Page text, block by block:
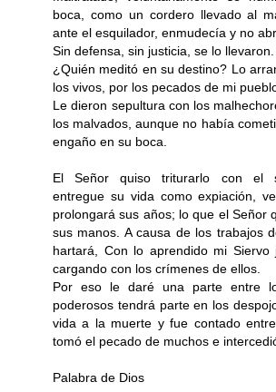
boca, como un cordero llevado al
ante el esquilador, enmudecía y no
Sin defensa, sin justicia, se lo llevaron.
¿Quién meditó en su destino? Lo
los vivos, por los pecados de mi
Le dieron sepultura con los
los malvados, aunque no había
engaño en su boca.
El Señor quiso triturarlo con el
entregue su vida como expiación,
prolongará sus años; lo que el Señor
sus manos. A causa de los trabajos
hartará, Con lo aprendido mi Siervo
cargando con los crímenes de ellos.
Por eso le daré una parte entre
poderosos tendrá parte en los
vida a la muerte y fue contado
tomó el pecado de muchos e
Palabra de Dios